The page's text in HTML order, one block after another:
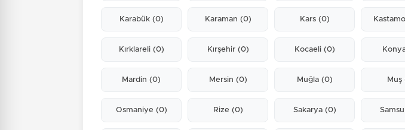
Karabük (0) Karaman (0) Kars (0)
Kırklareli (0) Kırşehir (0) Kocaeli (0)
Mardin(0) Mersin (0) Muğla (0) Muş
Osmaniye (0) Rize (0) Sakarya (0)